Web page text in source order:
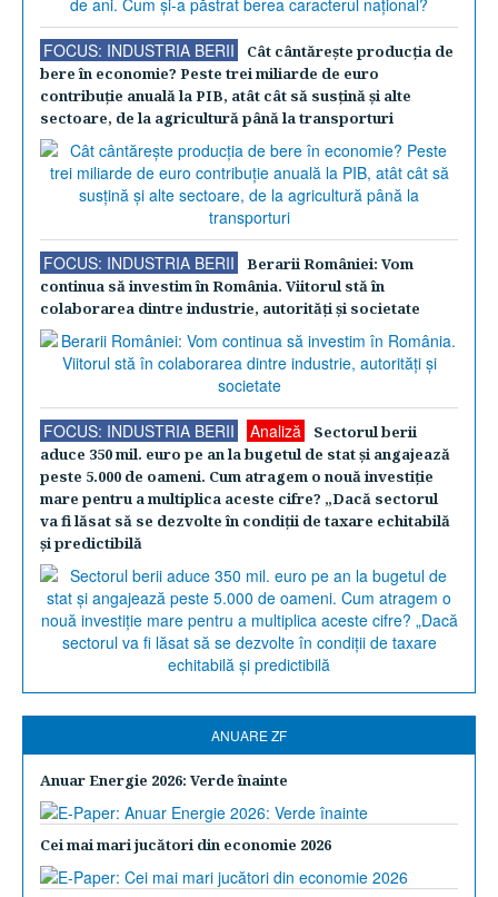
FOCUS: INDUSTRIA BERII
Cât cântăreşte producţia de
bere în economie? Peste trei miliarde de euro
contribuţie anuală la PIB, atât cât să susţină şi alte
sectoare, de la agricultură până la transporturi
FOCUS: INDUSTRIA BERII
Berarii României: Vom
continua să investim în România. Viitorul stă în
colaborarea dintre industrie, autorităţi şi societate
FOCUS: INDUSTRIA BERII Analiză
Sectorul berii
aduce 350 mil. euro pe an la bugetul de stat şi angajează
peste 5.000 de oameni. Cum atragem o nouă investiţie
mare pentru a multiplica aceste cifre? „Dacă sectorul
va fi lăsat să se dezvolte în condiţii de taxare echitabilă
şi predictibilă
ANUARE ZF
Anuar Energie 2026: Verde înainte
Cei mai mari jucători din economie 2026